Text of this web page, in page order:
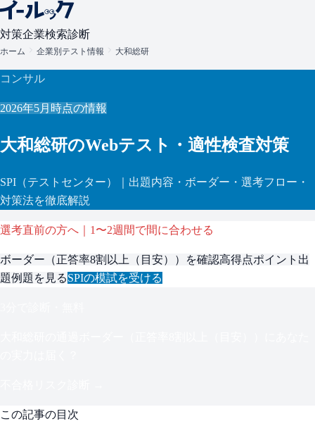
対策企業検索診断
ホーム 企業別テスト情報 大和総研
コンサル
2026年5月 時点の情報
大和総研のWebテスト・適性検査対策
SPI （テストセンター）
｜出題内容・ボーダー・選考フロー・
対策法を徹底解説
選考直前の方へ｜1〜2週間で間に合わせる
ボーダー（正答率8割以上（目安） ）を確認高得点ポイント 出
題例題を見るSPIの模試を受ける
この記事の目次